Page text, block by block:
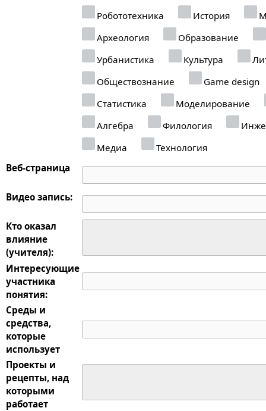
Робототехника
История
Археология
Образование
Урбанистика
Культура
Обществознание
Game design
Статистика
Моделирование
Алгебра
Филология
Медиа
Технология
Веб-страница
Видео запись:
Кто оказал
влияние
(учителя):
Интересующие
участника
понятия:
Среды и
средства,
которые
использует
Проекты и
рецепты, над
которыми
работает